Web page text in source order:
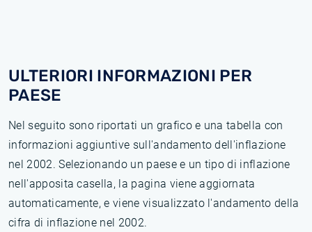
ULTERIORI INFORMAZIONI PER
PAESE
Nel seguito sono riportati un grafico e una tabella con
informazioni aggiuntive sull'andamento dell'inflazione
nel 2002. Selezionando un paese e un tipo di inflazione
nell'apposita casella, la pagina viene aggiornata
automaticamente, e viene visualizzato l'andamento della
cifra di inflazione nel 2002.